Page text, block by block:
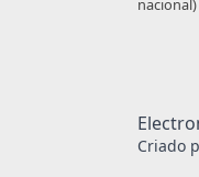
nacional)
Criado